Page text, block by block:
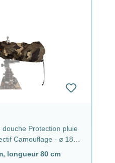
douche Protection pluie
Camouflage - ⌀ 18
cm, longueur 80 cm